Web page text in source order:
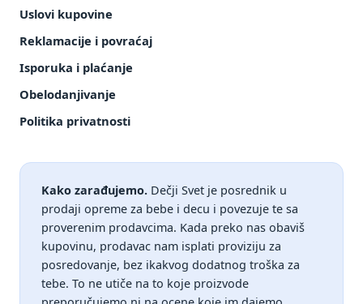
Uslovi kupovine
Reklamacije i povraćaj
Isporuka i plaćanje
Obelodanjivanje
Politika privatnosti
Kako zarađujemo. Dečji Svet je posrednik u
prodaji opreme za bebe i decu i povezuje te sa
proverenim prodavcima. Kada preko nas obaviš
kupovinu, prodavac nam isplati proviziju za
posredovanje, bez ikakvog dodatnog troška za
tebe. To ne utiče na to koje proizvode